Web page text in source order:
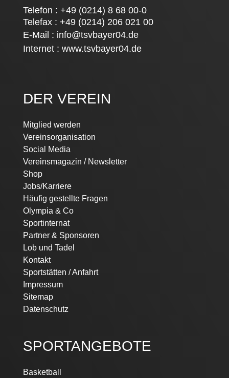
Telefon : +49 (0214) 8 68 00-0
Telefax : +49 (0214) 206 021 00
E-Mail : info@tsvbayer04.de
Internet : www.tsvbayer04.de
DER VEREIN
Navigation
überspringen
Mitglied werden
Vereinsorganisation
Social Media
Vereinsmagazin / Newsletter
Shop
Jobs/Karriere
Häufig gestellte Fragen
Olympia & Co
Sportinternat
Partner & Sponsoren
Lob und Tadel
Kontakt
Sportstätten / Anfahrt
Impressum
Sitemap
Datenschutz
SPORTANGEBOTE
Navigation
Basketball